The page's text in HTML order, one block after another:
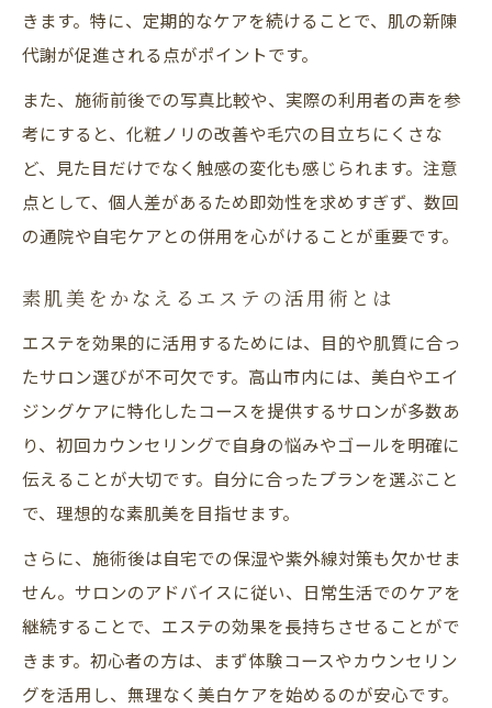
きます。特に、定期的なケアを続けることで、肌の新陳
代謝が促進される点がポイントです。
また、施術前後での写真比較や、実際の利用者の声を参
考にすると、化粧ノリの改善や毛穴の目立ちにくさな
ど、見た目だけでなく触感の変化も感じられます。注意
点として、個人差があるため即効性を求めすぎず、数回
の通院や自宅ケアとの併用を心がけることが重要です。
素肌美をかなえるエステの活用術とは
エステを効果的に活用するためには、目的や肌質に合っ
たサロン選びが不可欠です。高山市内には、美白やエイ
ジングケアに特化したコースを提供するサロンが多数あ
り、初回カウンセリングで自身の悩みやゴールを明確に
伝えることが大切です。自分に合ったプランを選ぶこと
で、理想的な素肌美を目指せます。
さらに、施術後は自宅での保湿や紫外線対策も欠かせま
せん。サロンのアドバイスに従い、日常生活でのケアを
継続することで、エステの効果を長持ちさせることがで
きます。初心者の方は、まず体験コースやカウンセリン
グを活用し、無理なく美白ケアを始めるのが安心です。